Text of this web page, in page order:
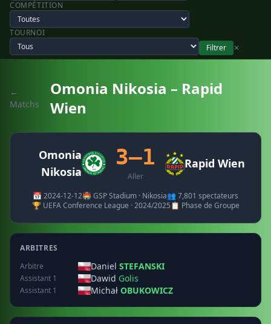
COMPÉTITION
TOURNOI
Filtrer
✕
←
Matchs
Omonia Nikosia – Rapid
Wien
Omonia
Nikosia
3–1
Aller
Rapid Wien
📅 2024-12-12🏟️ GSP Stadium · Nikosia👥 7,801 spectateurs
🏆 UEFA Conference League · 2024/2025📋 Phase de Groupe
ARBITRES
Arbitre
Daniel STEFANSKI
Assistant 1 Dawid Golis
Assistant 1 Michał OBUKOWICZ